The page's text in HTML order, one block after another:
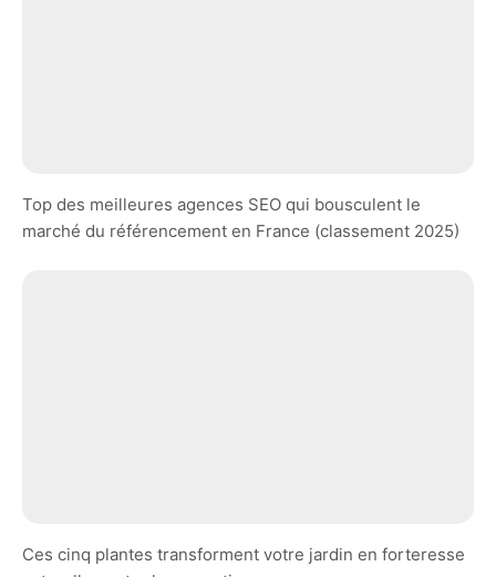
Top des meilleures agences SEO qui bousculent le
marché du référencement en France (classement 2025)
Ces cinq plantes transforment votre jardin en forteresse